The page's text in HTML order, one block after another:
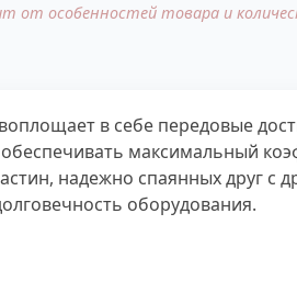
от особенностей товара и
в себе передовые
максимальный
надежно спаянных друг с
оборудования.